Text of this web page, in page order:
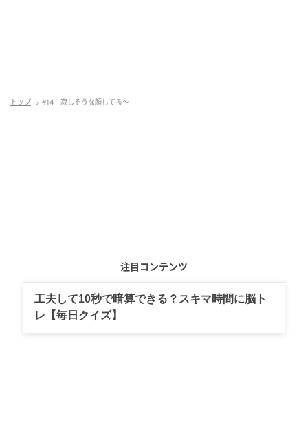
トップ #14 寂しそうな顔してる〜
注目コンテンツ
工夫して10秒で暗算できる？スキマ時間に脳ト
レ【毎日クイズ】